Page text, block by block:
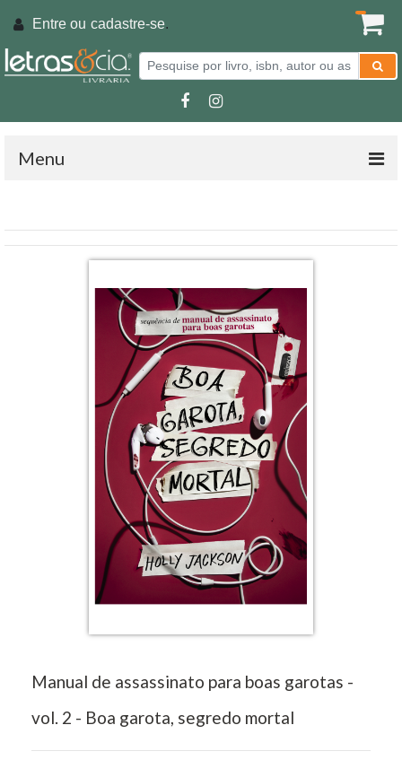
Entre ou cadastre-se.
Menu
Manual de assassinato para boas garotas -
vol. 2 - Boa garota, segredo mortal